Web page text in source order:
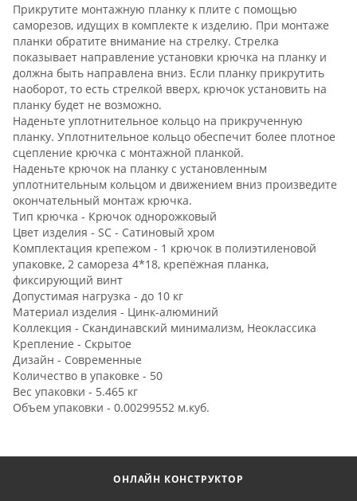
Прикрутите монтажную планку к плите с помощью
саморезов, идущих в комплекте к изделию. При монтаже
планки обратите внимание на стрелку. Стрелка
показывает направление установки крючка на планку и
должна быть направлена вниз. Если планку прикрутить
наоборот, то есть стрелкой вверх, крючок установить на
планку будет не возможно.
Наденьте уплотнительное кольцо на прикрученную
планку. Уплотнительное кольцо обеспечит более плотное
сцепление крючка с монтажной планкой.
Наденьте крючок на планку с установленным
уплотнительным кольцом и движением вниз произведите
окончательный монтаж крючка.
Тип крючка - Крючок однорожковый
Цвет изделия - SC - Сатиновый хром
Комплектация крепежом - 1 крючок в полиэтиленовой
упаковке, 2 самореза 4*18, крепёжная планка,
фиксирующий винт
Допустимая нагрузка - до 10 кг
Материал изделия - Цинк-алюминий
Коллекция - Скандинавский минимализм, Неоклассика
Крепление - Скрытое
Дизайн - Современные
Количество в упаковке - 50
Вес упаковки - 5.465 кг
Объем упаковки - 0.00299552 м.куб.
ОНЛАЙН КОНСТРУКТОР